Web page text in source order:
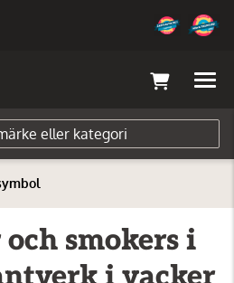
smokers i